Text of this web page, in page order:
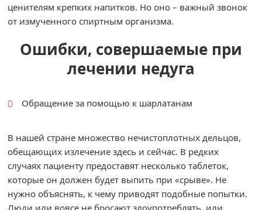
ценителям крепких напитков. Но оно – важный звонок
от измученного спиртным организма.
Ошибки, совершаемые при
лечении недуга
Обращение за помощью к шарлатанам
В нашей стране множество нечистоплотных дельцов,
обещающих излечение здесь и сейчас. В редких
случаях пациенту предоставят несколько таблеток,
которые он должен будет выпить при «срыве». Не
нужно объяснять, к чему приводят подобные попытки.